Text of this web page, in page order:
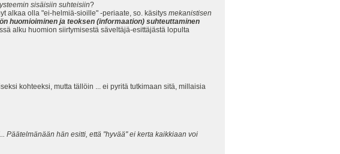
sisäisiin suhteisiin?
alkaa olla "ei-helmiä-sioille" -periaate, so. käsitys mekanistisen
huomioiminen ja teoksen (informaation) suhteuttaminen
alku huomion siirtymisestä säveltäjä-esittäjästä lopulta
kohteeksi, mutta tällöin ... ei pyritä tutkimaan sitä, millaisia
Päätelmänään hän esitti, että "hyvää" ei kerta kaikkiaan voi